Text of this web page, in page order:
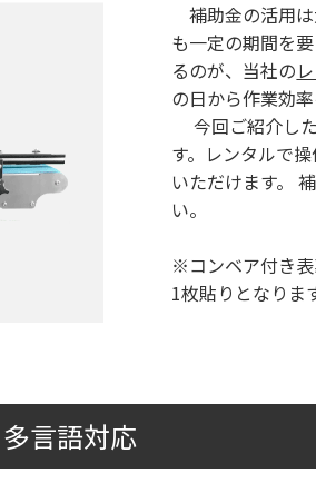
補助金の活用
も一定の期間を
るのが、当社の
の日から作業効
今回ご紹介し
す。レンタルで
いただけます。
い。
※コンベア付き表
1枚貼りとなりま
言語対応